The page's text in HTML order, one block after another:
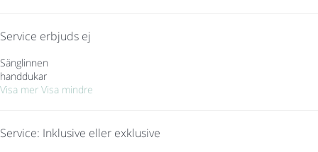
Service erbjuds ej
Sänglinnen
handdukar
Visa mer Visa mindre
Service: Inklusive eller exklusive